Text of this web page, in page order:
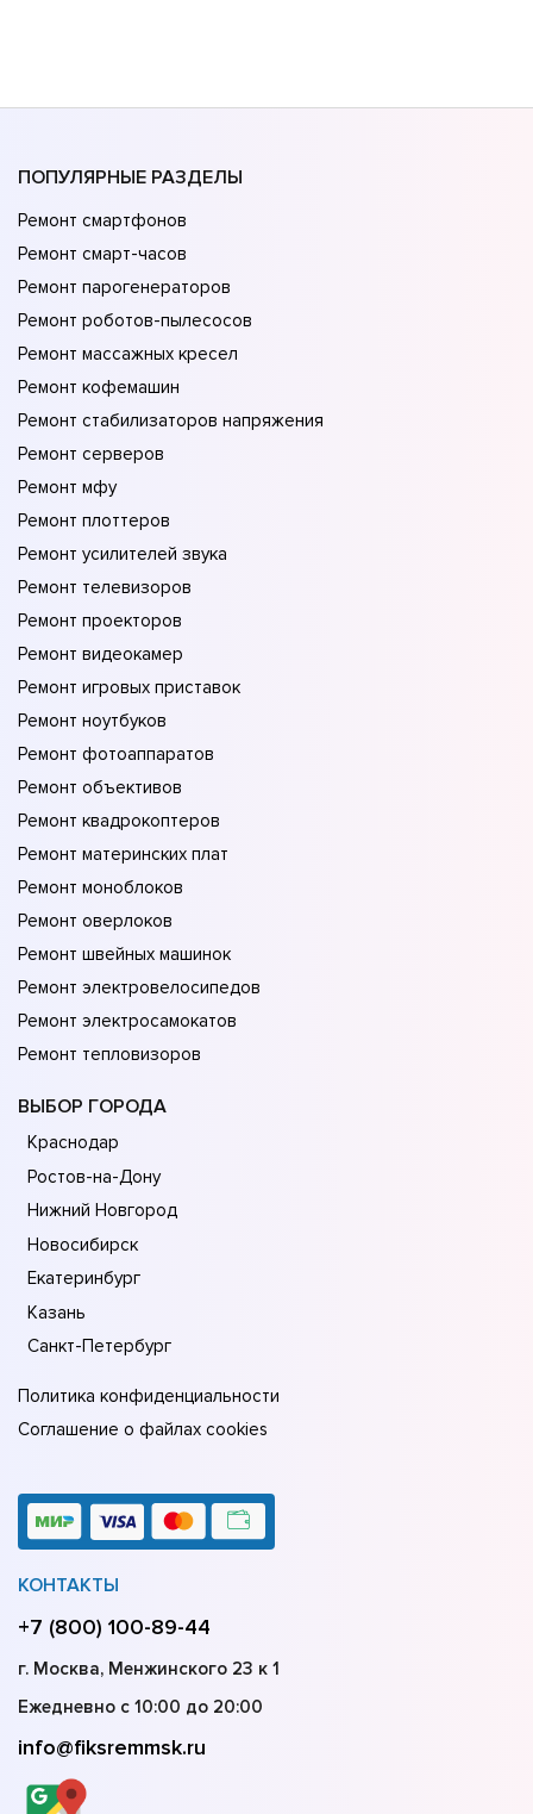
ПОПУЛЯРНЫЕ РАЗДЕЛЫ
Ремонт смартфонов
Ремонт смарт-часов
Ремонт парогенераторов
Ремонт роботов-пылесосов
Ремонт массажных кресел
Ремонт кофемашин
Ремонт стабилизаторов напряжения
Ремонт серверов
Ремонт мфу
Ремонт плоттеров
Ремонт усилителей звука
Ремонт телевизоров
Ремонт проекторов
Ремонт видеокамер
Ремонт игровых приставок
Ремонт ноутбуков
Ремонт фотоаппаратов
Ремонт объективов
Ремонт квадрокоптеров
Ремонт материнских плат
Ремонт моноблоков
Ремонт оверлоков
Ремонт швейных машинок
Ремонт электровелосипедов
Ремонт электросамокатов
Ремонт тепловизоров
ВЫБОР ГОРОДА
Краснодар
Ростов-на-Дону
Нижний Новгород
Новосибирск
Екатеринбург
Казань
Санкт-Петербург
Политика конфиденциальности
Соглашение о файлах cookies
КОНТАКТЫ
+7 (800) 100-89-44
г. Москва, Менжинского 23 к 1
Ежедневно с 10:00 до 20:00
info@fiksremmsk.ru